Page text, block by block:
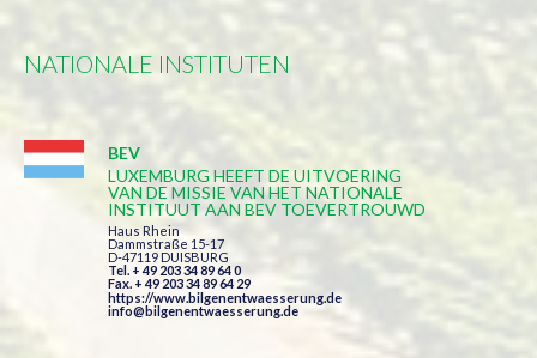
NATIONALE INSTITUTEN
BEV
LUXEMBURG HEEFT DE UITVOERING
VAN DE MISSIE VAN HET NATIONALE
INSTITUUT AAN BEV TOEVERTROUWD
Haus Rhein
Dammstraße 15-17
D-47119 DUISBURG
Tel. + 49 203 34 89 64 0
Fax. + 49 203 34 89 64 29
https://www.bilgenentwaesserung.de
info@bilgenentwaesserung.de